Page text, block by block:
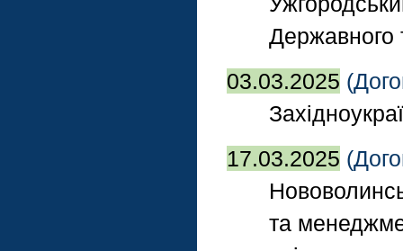
Державного
03.03.2025
17.03.2025
та